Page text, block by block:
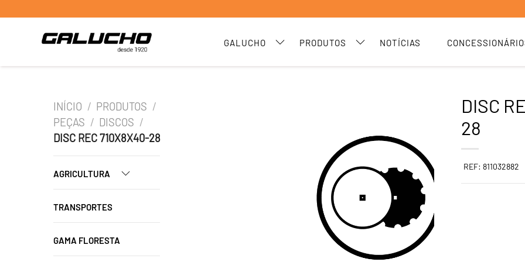
GALUCHO PRODUTOS NOTÍCIAS
INÍCIO / PRODUTOS /
PEÇAS / DISCOS /
DISC REC 710X8X40-28
AGRICULTURA
TRANSPORTES
GAMA FLORESTA
DISC
28
REF: 811032882